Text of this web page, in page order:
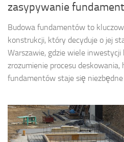
zasypywanie
Budowa fundamentów to
konstrukcji, który decyduje o jej
Warszawie, gdzie wiele
zrozumienie procesu
fundamentów staje się niezbędne